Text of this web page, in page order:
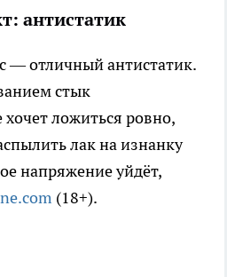
антистатик
— отличный антистатик.
стык
ложиться ровно,
лак на изнанку
напряжение уйдёт,
(18+).